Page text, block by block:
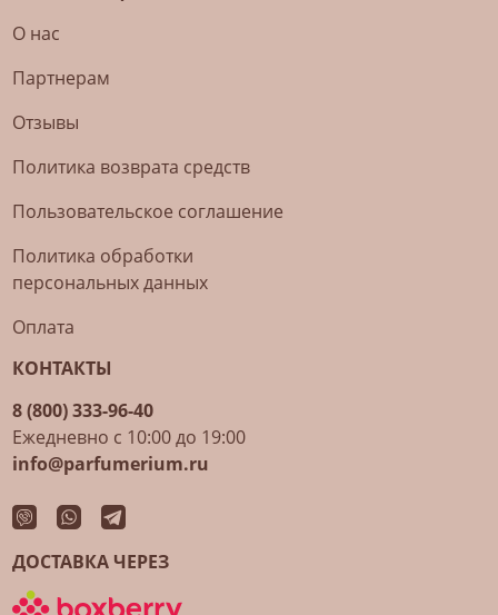
О нас
Партнерам
Отзывы
Политика возврата средств
Пользовательское соглашение
Политика обработки
персональных данных
Оплата
КОНТАКТЫ
8 (800) 333-96-40
Ежедневно с 10:00 до 19:00
info@parfumerium.ru
ДОСТАВКА ЧЕРЕЗ